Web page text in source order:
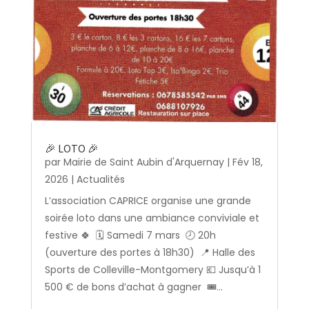
🎉 LOTO 🎉
par Mairie de Saint Aubin d'Arquernay| Fév 18,
2026 | Actualités
L’association CAPRICE organise une grande
soirée loto dans une ambiance conviviale et
festive 🍀 🗓️ Samedi 7 mars 🕗 20h
(ouverture des portes à 18h30) 📍 Halle des
Sports de Colleville-Montgomery 💶 Jusqu’à 1
500 € de bons d’achat à gagner 🎟️...